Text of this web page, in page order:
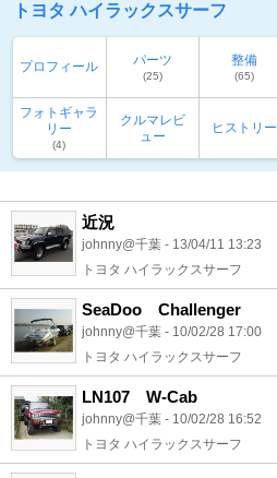
トヨタ ハイラックスサーフ
プロフィール パーツ
(25)
整備
(65)
フォトギャラ
リー
(4)
クルマレビ
ュー
ヒストリー
近況
johnny@千葉 - 13/04/11 13:23
トヨタ ハイラックスサーフ
SeaDoo Challenger
johnny@千葉 - 10/02/28 17:00
トヨタ ハイラックスサーフ
LN107 W-Cab
johnny@千葉 - 10/02/28 16:52
トヨタ ハイラックスサーフ